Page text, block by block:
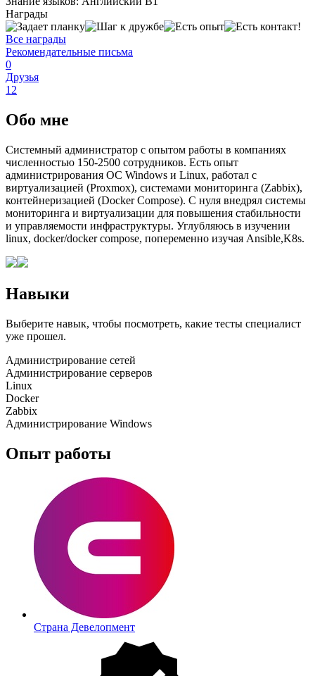
Награды
Все награды
Рекомендательные письма
0
Друзья
12
Обо мне
Системный администратор с опытом работы в компаниях
численностью 150-2500 сотрудников. Есть опыт
администрирования ОС Windows и Linux, работал с
виртуализацией (Proxmox), системами мониторинга (Zabbix),
контейнеризацией (Docker Compose). С нуля внедрял системы
мониторинга и виртуализации для повышения стабильности
и управляемости инфраструктуры. Углубляюсь в изучении
linux, docker/docker compose, попеременно изучая Ansible,K8s.
Навыки
Выберите навык, чтобы посмотреть, какие тесты специалист
уже прошел.
Администрирование сетей
Администрирование серверов
Linux
Docker
Zabbix
Администрирование Windows
Опыт работы
Страна Девелопмент